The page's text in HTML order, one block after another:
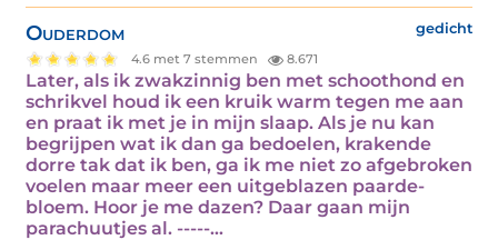
Ouderdom gedicht
4.6 met 7 stemmen 8.671
Later, als ik zwakzinnig ben met schoothond en
schrikvel houd ik een kruik warm tegen me aan
en praat ik met je in mijn slaap. Als je nu kan
begrijpen wat ik dan ga bedoelen, krakende
dorre tak dat ik ben, ga ik me niet zo afgebroken
voelen maar meer een uitgeblazen paarde-
bloem. Hoor je me dazen? Daar gaan mijn
parachuutjes al. -----…